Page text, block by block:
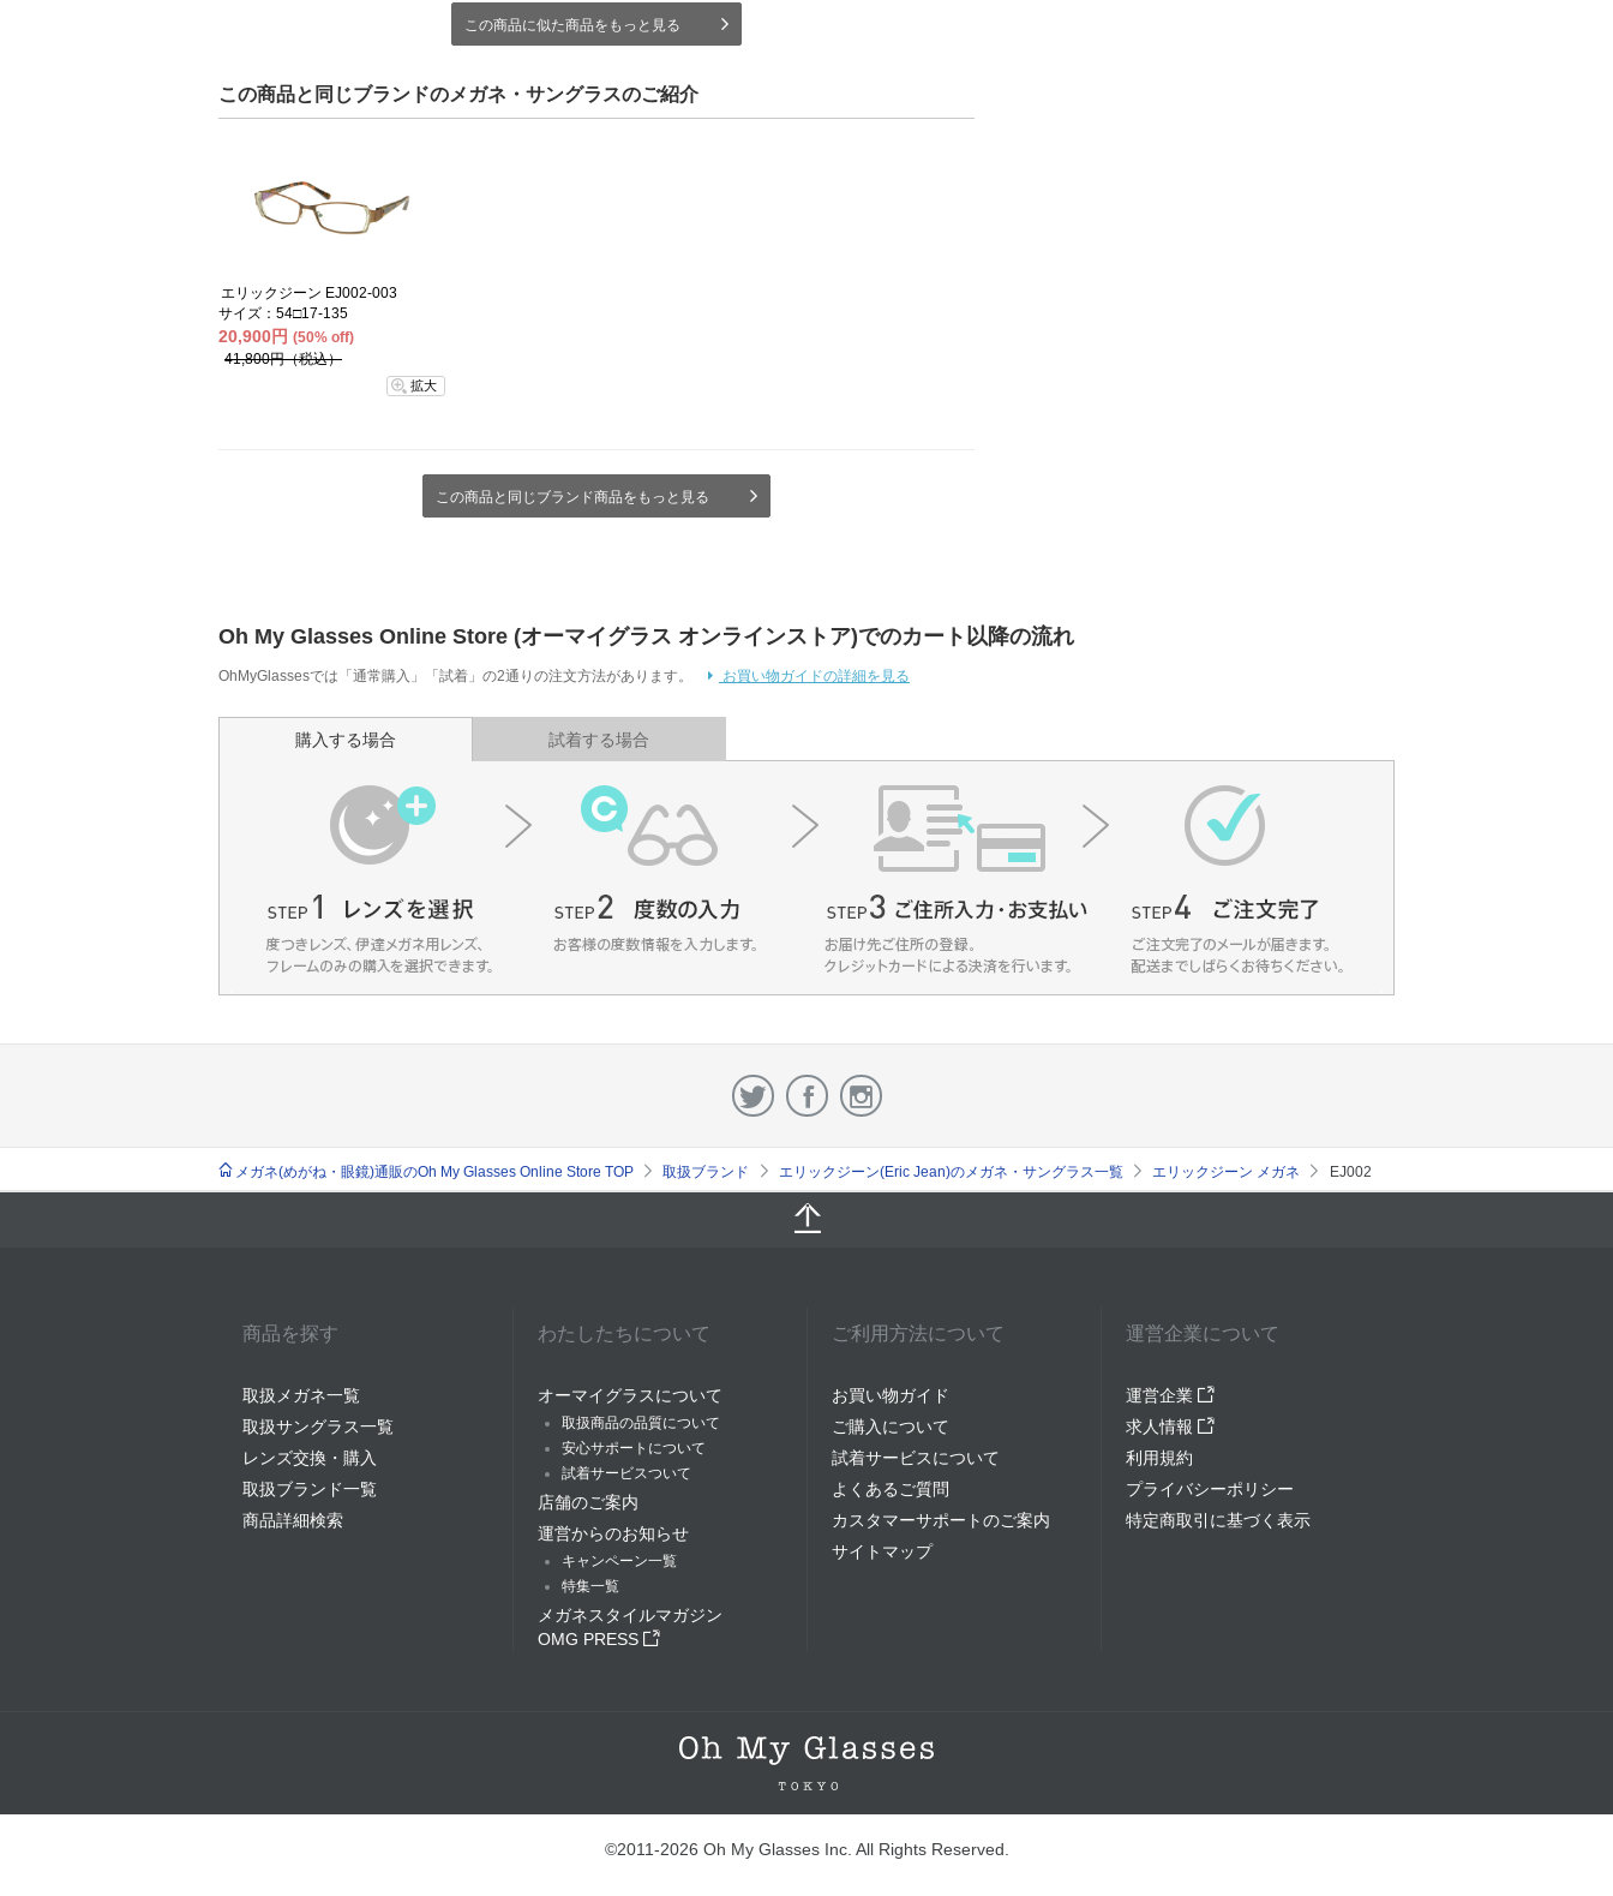
この商品に似た商品をもっと見る
この商品と同じブランドのメガネ・サングラスのご紹介
エリックジーン EJ002-003
サイズ：54□17-135
20,900円 (50% off)
41,800円（税込）
拡大
この商品と同じブランド商品をもっと見る
Oh My Glasses Online Store (オーマイグラス オンラインストア)でのカート以降の流れ
OhMyGlassesでは「通常購入」「試着」の2通りの注文方法があります。 お買い物ガイドの詳細を見る
購入する場合 試着する場合
メガネ(めがね・眼鏡)通販のOh My Glasses Online Store TOP 取扱ブランド エリックジーン(Eric Jean)のメガネ・サングラス一覧 エリックジーン メガネ EJ002
商品を探す
取扱メガネ一覧
取扱サングラス一覧
レンズ交換・購入
取扱ブランド一覧
商品詳細検索
わたしたちについて
オーマイグラスについて
取扱商品の品質について
安心サポートについて
試着サービスついて
店舗のご案内
運営からのお知らせ
キャンペーン一覧
特集一覧
メガネスタイルマガジン
OMG PRESS
ご利用方法について
お買い物ガイド
ご購入について
試着サービスについて
よくあるご質問
カスタマーサポートのご案内
サイトマップ
運営企業について
運営企業
求人情報
利用規約
プライバシーポリシー
特定商取引に基づく表示
©2011-2026 Oh My Glasses Inc. All Rights Reserved.